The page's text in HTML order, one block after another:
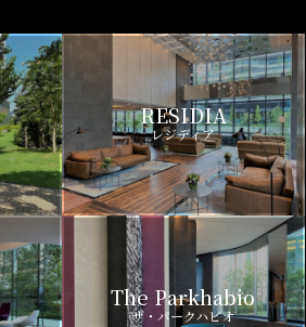
RESIDIA
レジディア
The Parkhabio
ザ・パークハビオ